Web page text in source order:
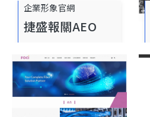
企業形象官網
捷盛報關AEO